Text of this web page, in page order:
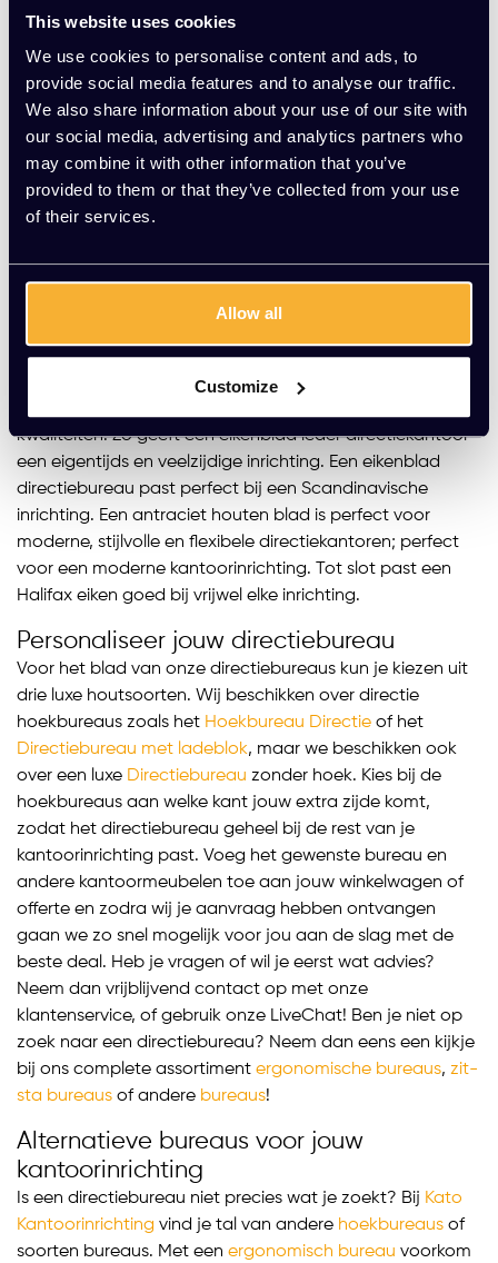
This website uses cookies
We use cookies to personalise content and ads, to
provide social media features and to analyse our traffic.
We also share information about your use of our site with
our social media, advertising and analytics partners who
may combine it with other information that you’ve
provided to them or that they’ve collected from your use
of their services.
Allow all
Customize
ruim assortiment aan luxe bureaus voor jouw
moderne kantoorinrichting tot tal van andere stijlen.
Directiebureaus hebben een luxe uitstraling, perfect voor
directiekantoren. Voor een compleet directiekantoor kun
je onze directiebureaus combineren met onze
bureaustoelen
directie ladeblok
dressoirkast
luxe draaideurkast
van hoge kwaliteit. Ons complete assortiment
maar directiebureaus zijn een stuk luxer en professioneler.
Kies bijvoorbeeld uit een eikenblad, een antraciet blad of
kwaliteiten. Zo geeft een eikenblad ieder directiekantoor
een eigentijds en veelzijdige inrichting. Een eikenblad
directiebureau past perfect bij een Scandinavische
inrichting. Een antraciet houten blad is perfect voor
moderne, stijlvolle en flexibele directiekantoren; perfect
voor een moderne kantoorinrichting. Tot slot past een
Halifax eiken goed bij vrijwel elke inrichting.
Personaliseer jouw directiebureau
Voor het blad van onze directiebureaus kun je kiezen uit
drie luxe houtsoorten. Wij beschikken over directie
hoekbureaus zoals het Hoekbureau Directie of het
Directiebureau met ladeblok, maar we beschikken ook
over een luxe Directiebureau zonder hoek. Kies bij de
hoekbureaus aan welke kant jouw extra zijde komt,
zodat het directiebureau geheel bij de rest van je
kantoorinrichting past. Voeg het gewenste bureau en
andere kantoormeubelen toe aan jouw winkelwagen of
offerte en zodra wij je aanvraag hebben ontvangen
gaan we zo snel mogelijk voor jou aan de slag met de
beste deal. Heb je vragen of wil je eerst wat advies?
Neem dan vrijblijvend contact op met onze
klantenservice, of gebruik onze LiveChat! Ben je niet op
zoek naar een directiebureau? Neem dan eens een kijkje
bij ons complete assortiment ergonomische bureaus, zit-
sta bureaus of andere bureaus!
Alternatieve bureaus voor jouw
kantoorinrichting
Is een directiebureau niet precies wat je zoekt? Bij Kato
Kantoorinrichting vind je tal van andere hoekbureaus of
soorten bureaus. Met een ergonomisch bureau voorkom